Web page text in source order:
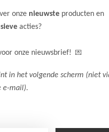
Gratis verzenden vanaf 75,-
Verzenden 1-3 werkdagen
Neem
onze nieuwste producten en
acties?
onze nieuwsbrief! 💌
in het volgende scherm (niet
e-mail).